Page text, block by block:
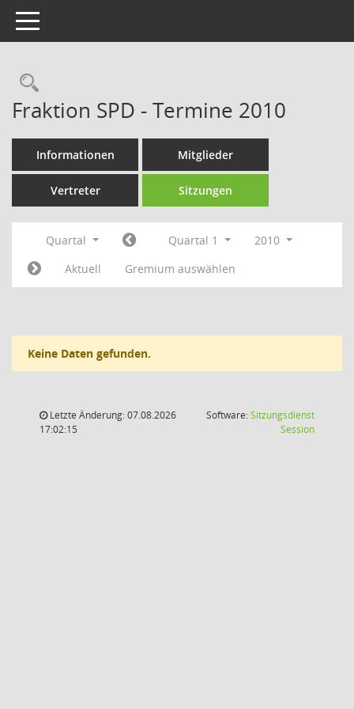
Toggle navigation
Rechercheauswahl
Fraktion SPD - Termine 2010
Informationen Mitglieder
Vertreter Sitzungen
Quartal Quartal 1
2010
Aktuell
Gremium auswählen
Keine Daten gefunden.
Letzte Änderung: 07.08.2026
17:02:15
Software:Sitzungsdienst
Session(Wird in